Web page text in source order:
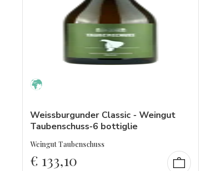
Weissburgunder Classic - Weingut
Taubenschuss-6 bottiglie
Weingut Taubenschuss
€ 133,10